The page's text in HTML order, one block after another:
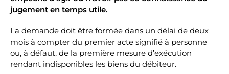
jugement en temps utile.
La demande doit être formée dans un délai de deux
mois à compter du premier acte signifié à personne
ou, à défaut, de la première mesure d’exécution
rendant indisponibles les biens du débiteur.